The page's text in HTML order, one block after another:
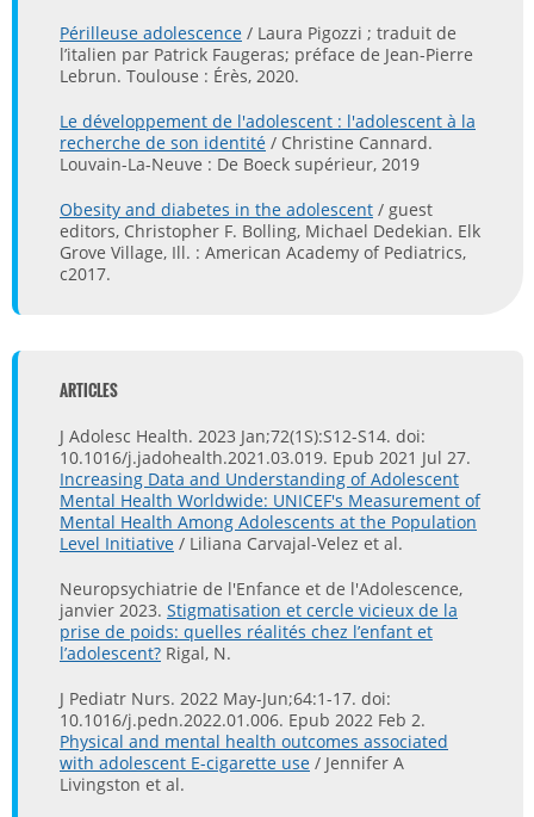
Périlleuse adolescence / Laura Pigozzi ; traduit de
l’italien par Patrick Faugeras; préface de Jean-Pierre
Lebrun. Toulouse : Érès, 2020.
Le développement de l'adolescent : l'adolescent à la
recherche de son identité / Christine Cannard.
Louvain-La-Neuve : De Boeck supérieur, 2019
Obesity and diabetes in the adolescent / guest
editors, Christopher F. Bolling, Michael Dedekian. Elk
Grove Village, Ill. : American Academy of Pediatrics,
c2017.
ARTICLES
J Adolesc Health. 2023 Jan;72(1S):S12-S14. doi:
10.1016/j.jadohealth.2021.03.019. Epub 2021 Jul 27.
Increasing Data and Understanding of Adolescent
Mental Health Worldwide: UNICEF's Measurement of
Mental Health Among Adolescents at the Population
Level Initiative / Liliana Carvajal-Velez et al.
Neuropsychiatrie de l'Enfance et de l'Adolescence,
janvier 2023. Stigmatisation et cercle vicieux de la
prise de poids: quelles réalités chez l’enfant et
l’adolescent? Rigal, N.
J Pediatr Nurs. 2022 May-Jun;64:1-17. doi:
10.1016/j.pedn.2022.01.006. Epub 2022 Feb 2.
Physical and mental health outcomes associated
with adolescent E-cigarette use / Jennifer A
Livingston et al.